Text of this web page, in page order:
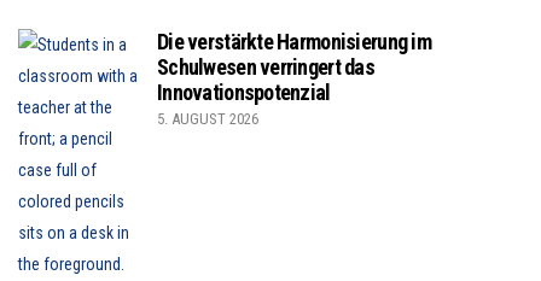
Die verstärkte Harmonisierung im
Schulwesen verringert das
Innovationspotenzial
5. AUGUST 2026